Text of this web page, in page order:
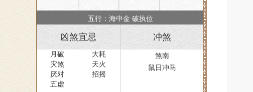
五行：海中金 破执位
凶煞宜忌
月破
大耗
灾煞
天火
厌对
招摇
五虚
冲煞
煞南
鼠日冲马